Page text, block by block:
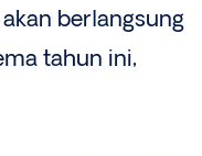
berlangsung
tahun ini,